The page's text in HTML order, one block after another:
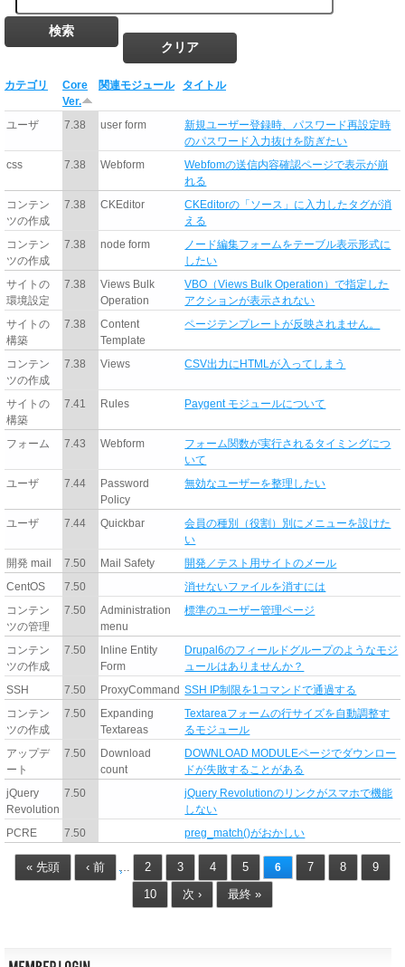
カテゴリ
Core
Ver.
関連モジュール タイトル
ユーザ 7.38 user form
新規ユーザー登録時、パスワード再設定時
のパスワード入力抜けを防ぎたい
css
7.38 Webform
Webfomの送信内容確認ページで表示が崩
れる
コンテン
ツの作成
7.38 CKEditor
CKEditorの「ソース」に入力したタグが消
える
コンテン
ツの作成
7.38 node form
ノード編集フォームをテーブル表示形式に
したい
サイトの
環境設定
7.38
Views Bulk
Operation
VBO（Views Bulk Operation）で指定した
アクションが表示されない
サイトの
構築
7.38
Content
Template
ページテンプレートが反映されません。
コンテン
ツの作成
7.38 Views CSV出力にHTMLが入ってしまう
サイトの
構築
7.41 Rules Paygent モジュールについて
フォーム 7.43 Webform
フォーム関数が実行されるタイミングにつ
いて
ユーザ
7.44
Password
Policy
無効なユーザーを整理したい
ユーザ 7.44 Quickbar
会員の種別（役割）別にメニューを設けた
い
開発 mail
7.50 Mail Safety
開発／テスト用サイトのメール
CentOS
7.50
消せないファイルを消すには
コンテン
ツの管理
7.50
Administration
menu
標準のユーザー管理ページ
コンテン
ツの作成
7.50
Inline Entity
Form
Drupal6のフィールドグループのようなモジ
ュールはありませんか？
SSH
7.50 ProxyCommand SSH IP制限を1コマンドで通過する
コンテン
ツの作成
7.50
Expanding
Textareas
Textareaフォームの行サイズを自動調整す
るモジュール
アップデ
ート
7.50
Download
count
DOWNLOAD MODULEページでダウンロー
ドが失敗することがある
jQuery
Revolution
7.50
jQuery Revolutionのリンクがスマホで機能
しない
PCRE
7.50 preg_match()がおかしい
« 先頭 ‹ 前 … 2 3 4 5 6 7 8
9
10
次 › 最終 »